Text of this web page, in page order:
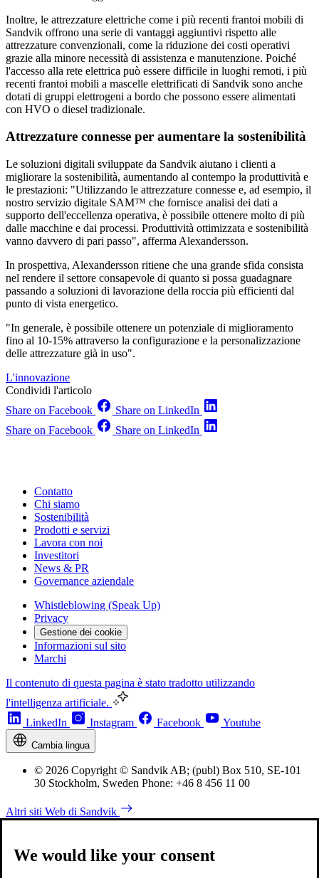
Inoltre, le attrezzature elettriche come i più recenti frantoi mobili di
Sandvik offrono una serie di vantaggi aggiuntivi rispetto alle
attrezzature convenzionali, come la riduzione dei costi operativi
grazie alla minore necessità di assistenza e manutenzione. Poiché
l'accesso alla rete elettrica può essere difficile in luoghi remoti, i più
recenti frantoi mobili a mascelle elettrificati di Sandvik sono anche
dotati di gruppi elettrogeni a bordo che possono essere alimentati
con HVO o diesel tradizionale.
Attrezzature connesse per aumentare la sostenibilità
Le soluzioni digitali sviluppate da Sandvik aiutano i clienti a
migliorare la sostenibilità, aumentando al contempo la produttività e
le prestazioni: "Utilizzando le attrezzature connesse e, ad esempio, il
nostro servizio digitale SAM™ che fornisce analisi dei dati a
supporto dell'eccellenza operativa, è possibile ottenere molto di più
dalle macchine e dai processi. Produttività ottimizzata e sostenibilità
vanno davvero di pari passo", afferma Alexandersson.
In prospettiva, Alexandersson ritiene che una grande sfida consista
nel rendere il settore consapevole di quanto si possa guadagnare
passando a soluzioni di lavorazione della roccia più efficienti dal
punto di vista energetico.
"In generale, è possibile ottenere un potenziale di miglioramento
fino al 10-15% attraverso la configurazione e la personalizzazione
delle attrezzature già in uso".
L'innovazione
Condividi l'articolo
Share on Facebook
Share on LinkedIn
Share on Facebook
Share on LinkedIn
Contatto
Chi siamo
Sostenibilità
Prodotti e servizi
Lavora con noi
Investitori
News & PR
Governance aziendale
Whistleblowing (Speak Up)
Privacy
Gestione dei cookie
Informazioni sul sito
Marchi
Il contenuto di questa pagina è stato tradotto utilizzando
l'intelligenza artificiale.
LinkedIn
Instagram Facebook Youtube
Cambia lingua
© 2026 Copyright © Sandvik AB; (publ) Box 510, SE-101
30 Stockholm, Sweden Phone: +46 8 456 11 00
Altri siti Web di Sandvik
We would like your consent